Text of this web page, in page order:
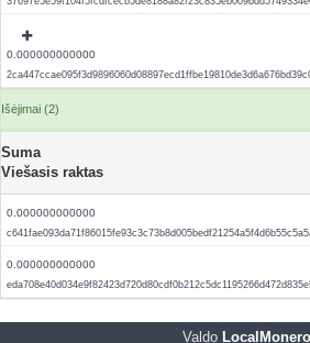
0.000000000000
Išėjimai (2)
Suma
Viešasis raktas
0.000000000000
0.000000000000
ValdoLocalMonero